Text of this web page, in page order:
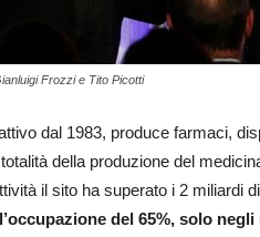
Frozzi e Tito Picotti
dal 1983, produce farmaci,
della produzione del
il sito ha superato i 2 miliardi
del 65%, solo